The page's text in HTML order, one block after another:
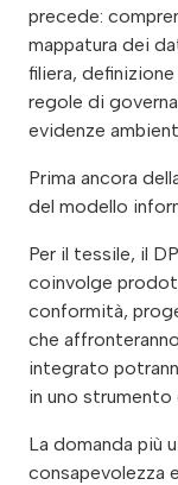
precede:
mappatura dei
filiera,
regole di
evidenze
Prima ancora
del modello
Per il tessile, il
coinvolge
conformità,
che
integrato
in uno
La domanda più
consapevolezza